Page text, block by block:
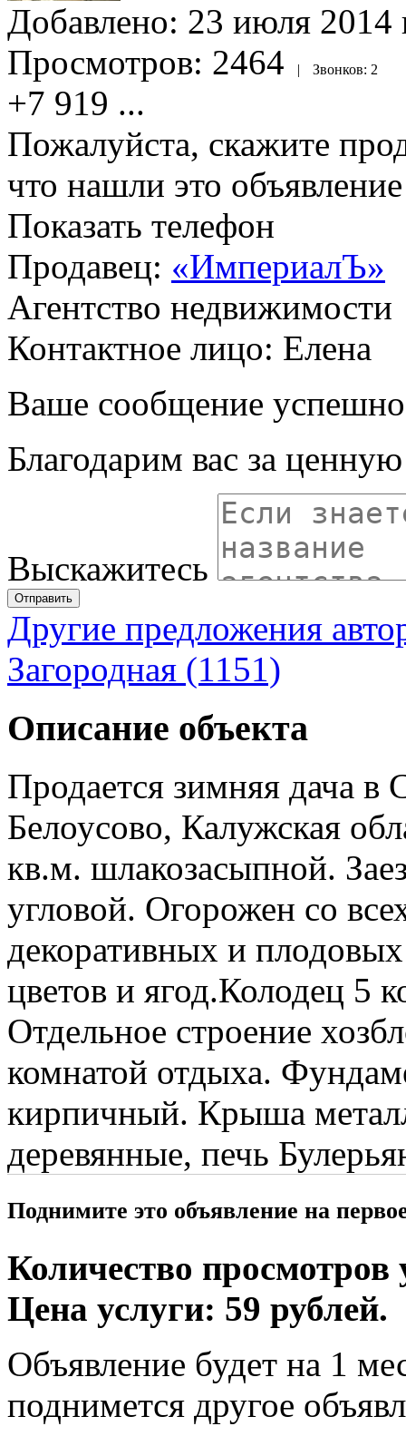
Добавлено: 23 июля 2014
Просмотров: 2464 | Звонков: 2
+7 919 ...
Пожалуйста, скажите
что нашли это
Показать телефон
Продавец: «ИмпериалЪ»
Агентство недвижимости
Контактное лицо: Елена
Ваше сообщение успешно
Благодарим вас за
Выскажитесь
Отправить
Другие предложения
Загородная (1151)
Описание объекта
Продается зимняя дача в
Белоусово, Калужская
кв.м. шлакозасыпной.
угловой. Огорожен со
декоративных и
цветов и ягод.Колодец 5
Отдельное строение
комнатой отдыха.
кирпичный. Крыша
деревянные, печь
Поднимите это объявление на
Количество просмотров
Цена услуги: 59 рублей.
Объявление будет на 1
поднимется другое